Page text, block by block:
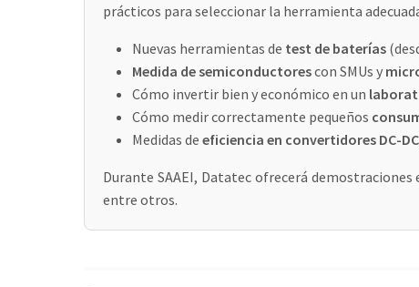
prácticos para seleccionar la herramienta
Nuevas herramientas de test de baterías
Medida de semiconductorescon SMUs y
Cómo invertir bien y económico en un
Cómo medir correctamente pequeños
Medidas de eficiencia en convertidores DC-DC
Durante SAAEI, Datatec ofrecerá
entre otros.